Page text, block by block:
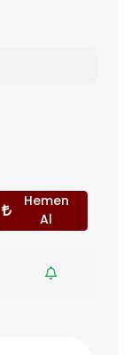
Hemen
Al